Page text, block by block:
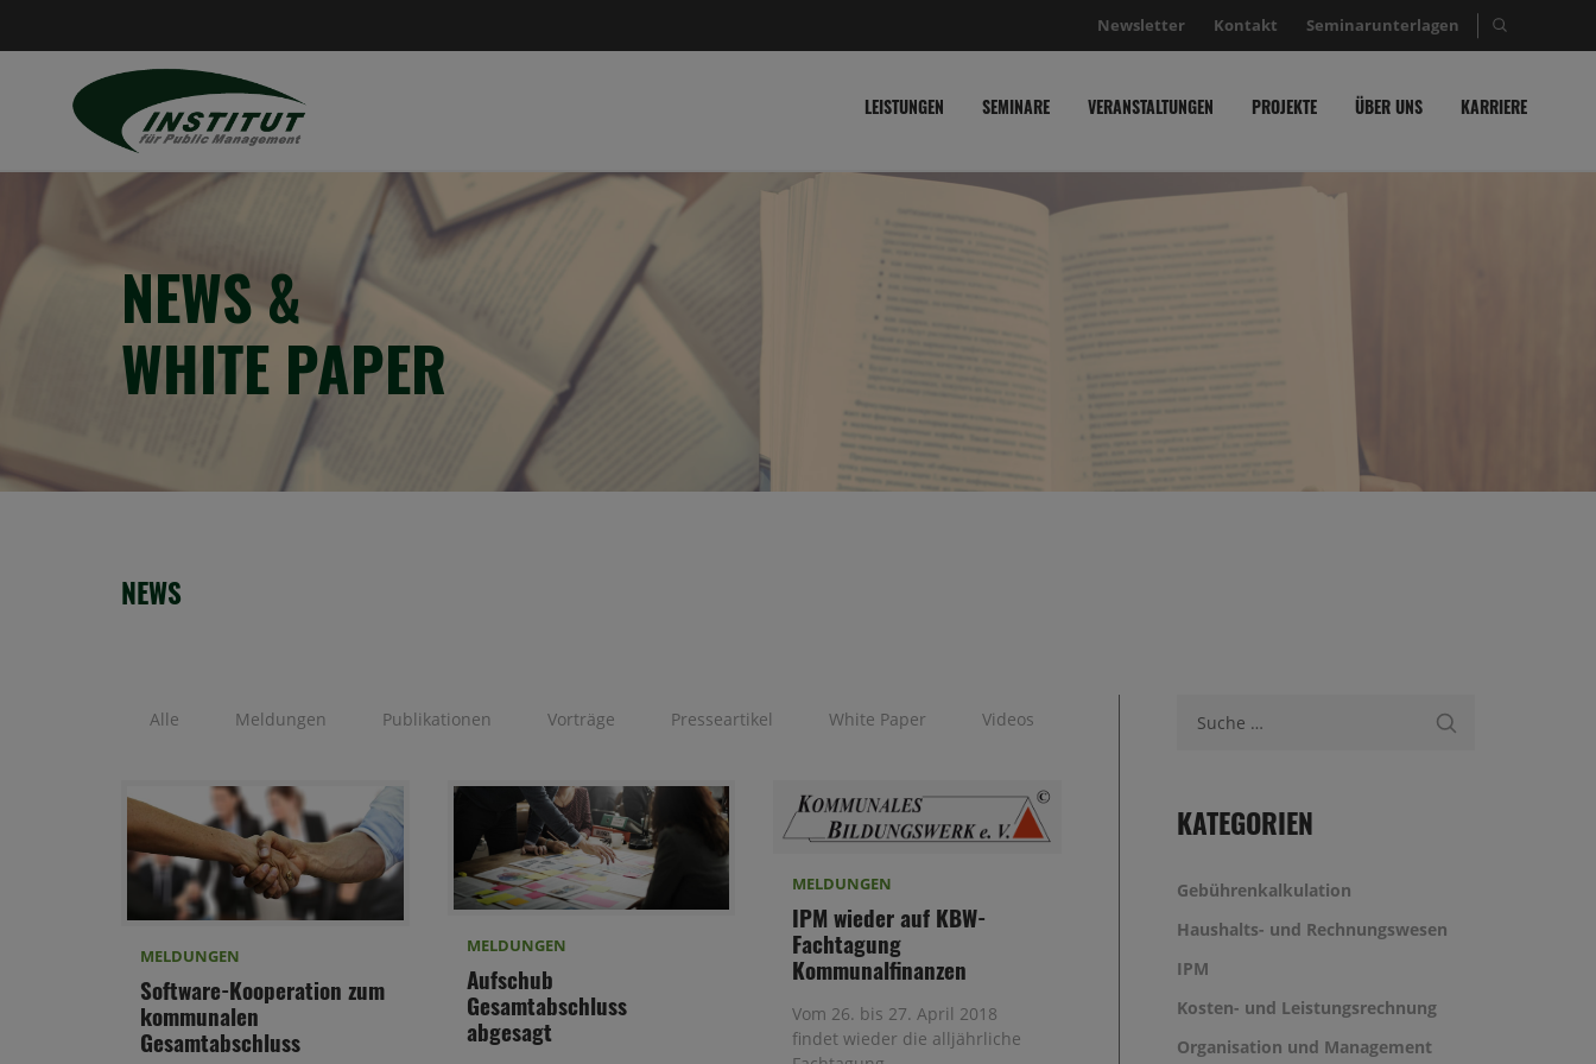
Newsletter Kontakt Seminarunterlagen Suche
LEISTUNGEN SEMINARE VERANSTALTUNGEN PROJEKTE ÜBER UNS KARRIERE
NEWS &
WHITE PAPER
NEWS
Alle Meldungen Publikationen Vorträge Presseartikel White Paper Videos
MELDUNGEN
Software-Kooperation zum
kommunalen
Gesamtabschluss
MELDUNGEN
Aufschub
Gesamtabschluss
abgesagt
MELDUNGEN
IPM wieder auf KBW-
Fachtagung
Kommunalfinanzen
Vom 26. bis 27. April 2018
findet wieder die alljährliche
KATEGORIEN
Gebührenkalkulation
Haushalts- und Rechnungswesen
IPM
Kosten- und Leistungsrechnung
Organisation und Management